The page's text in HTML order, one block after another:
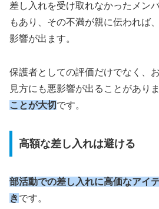
差し入れを受け取れなかったメン
もあり、その不満が親に伝われば
影響が出ます。
保護者としての評価だけでなく、
見方にも悪影響が出ることがありま
ことが大切 です。
高額な差し入れは避ける
部活動での差し入れに高価なアイ
きです。